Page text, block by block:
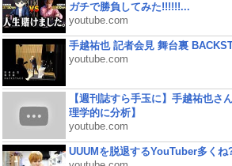
ガチで勝負してみた!!!!!!...
youtube.com
手越祐也 記者会見 舞台裏
youtube.com
【週刊誌すら手玉に】手越祐也さ
理学的に分析】
youtube.com
UUUMを脱退するYouTuber多くね